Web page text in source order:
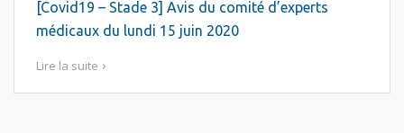
[Covid19 – Stade 3] Avis du comité d’experts
médicaux du lundi 15 juin 2020
Lire la suite